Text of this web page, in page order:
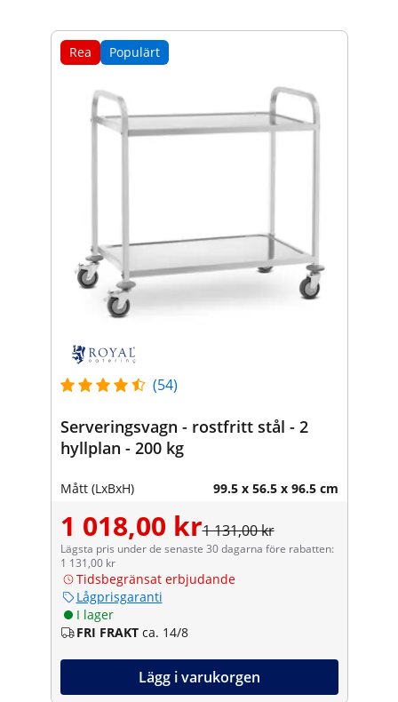
Rea Populärt
(54)
Serveringsvagn - rostfritt stål - 2
hyllplan - 200 kg
Mått (LxBxH) 99.5 x 56.5 x 96.5 cm
1 018,00 kr1 131,00 kr
Lägsta pris under de senaste 30 dagarna före rabatten:
1 131,00 kr
Tidsbegränsat erbjudande
Lågprisgaranti
I lager
FRI FRAKT ca. 14/8
Lägg i varukorgen